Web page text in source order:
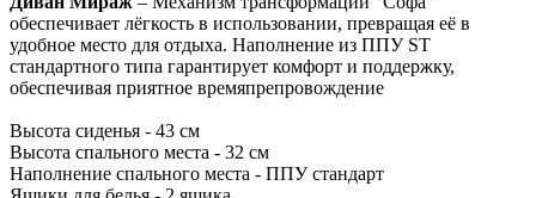
обеспечивает лёгкость в использовании, превращая её в
удобное место для отдыха. Наполнение из ППУ ST
стандартного типа гарантирует комфорт и поддержку,
обеспечивая приятное времяпрепровождение
Высота сиденья - 43 см
Высота спального места - 32 см
Наполнение спального места - ППУ стандарт